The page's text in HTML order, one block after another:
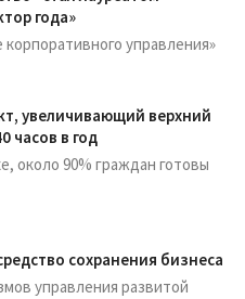
года»
управления»
увеличивающий верхний
часов в год
около 90% граждан готовы
сохранения бизнеса
управления развитой